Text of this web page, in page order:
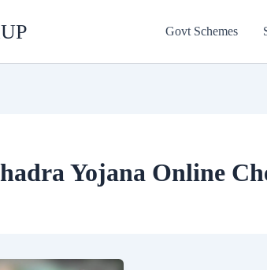
Govt Schemes
Yojana Online